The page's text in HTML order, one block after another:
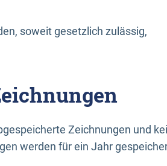
soweit gesetzlich zulässig,
Zeichnungen und
werden für ein Jahr